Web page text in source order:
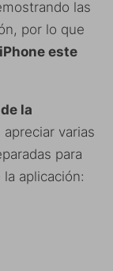
las
por lo que
este
la
varias
para
aplicación: